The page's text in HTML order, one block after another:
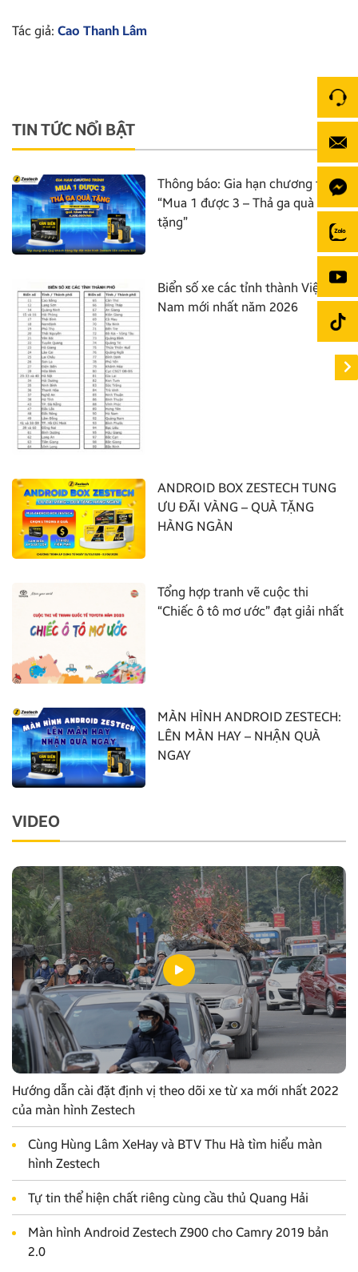
Tác giả: Cao Thanh Lâm
TIN TỨC NỔI BẬT
Thông báo: Gia hạn chương trình
“Mua 1 được 3 – Thả ga quà
tặng”
Biển số xe các tỉnh thành Việt
Nam mới nhất năm 2026
ANDROID BOX ZESTECH TUNG
ƯU ĐÃI VÀNG – QUÀ TẶNG
HÀNG NGÀN
Tổng hợp tranh vẽ cuộc thi
“Chiếc ô tô mơ ước” đạt giải nhất
MÀN HÌNH ANDROID ZESTECH:
LÊN MÀN HAY – NHẬN QUÀ
NGAY
VIDEO
Hướng dẫn cài đặt định vị theo dõi xe từ xa mới nhất 2022
của màn hình Zestech
Cùng Hùng Lâm XeHay và BTV Thu Hà tìm hiểu màn
hình Zestech
Tự tin thể hiện chất riêng cùng cầu thủ Quang Hải
Màn hình Android Zestech Z900 cho Camry 2019 bản
2.0